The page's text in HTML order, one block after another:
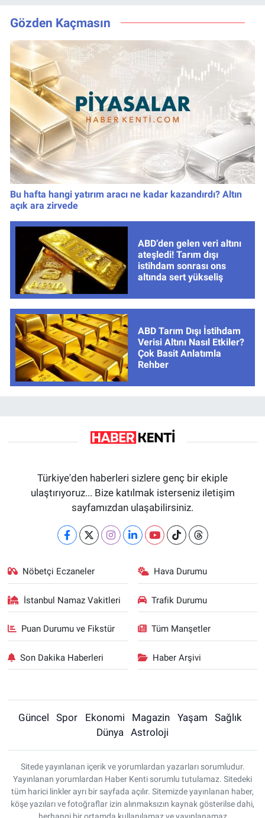
Gözden Kaçmasın
Bu hafta hangi yatırım aracı ne kadar kazandırdı? Altın
açık ara zirvede
ABD’den gelen veri altını
ateşledi! Tarım dışı
istihdam sonrası ons
altında sert yükseliş
ABD Tarım Dışı İstihdam
Verisi Altını Nasıl Etkiler?
Çok Basit Anlatımla
Rehber
Türkiye'den haberleri sizlere genç bir ekiple
ulaştırıyoruz... Bize katılmak isterseniz iletişim
sayfamızdan ulaşabilirsiniz.
Nöbetçi Eczaneler Hava Durumu
İstanbul Namaz Vakitleri Trafik Durumu
Puan Durumu ve Fikstür Tüm Manşetler
Son Dakika Haberleri Haber Arşivi
Güncel Spor Ekonomi Magazin Yaşam
Sağlık
Dünya
Astroloji
Sitede yayınlanan içerik ve yorumlardan yazarları sorumludur.
Yayınlanan yorumlardan Haber Kenti sorumlu tutulamaz. Sitedeki
tüm harici linkler ayrı bir sayfada açılır. Sitemizde yayınlanan haber,
köşe yazıları ve fotoğraflar izin alınmaksızın kaynak gösterilse dahi,